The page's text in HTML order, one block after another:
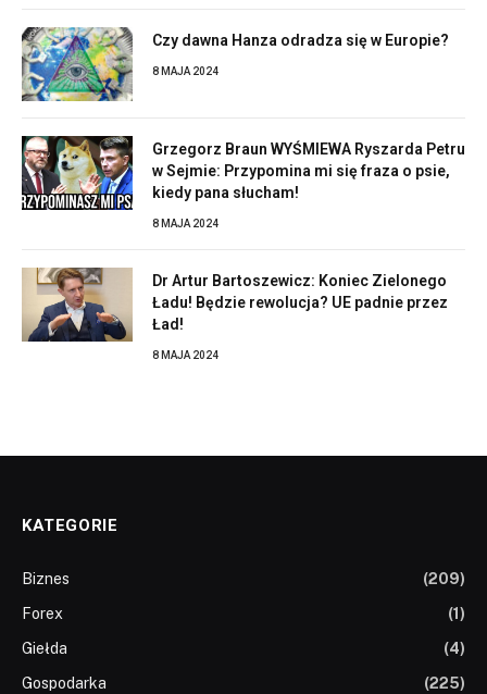
Czy dawna Hanza odradza się w Europie?
8 MAJA 2024
Grzegorz Braun WYŚMIEWA Ryszarda Petru
w Sejmie: Przypomina mi się fraza o psie,
kiedy pana słucham!
8 MAJA 2024
Dr Artur Bartoszewicz: Koniec Zielonego
Ładu! Będzie rewolucja? UE padnie przez
Ład!
8 MAJA 2024
KATEGORIE
Biznes
(209)
Forex
(1)
Giełda
(4)
Gospodarka
(225)